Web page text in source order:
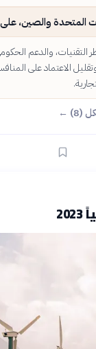
المتحدة والصين،
التقنيات، والدعم
الاعتماد على
←